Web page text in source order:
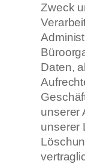
Zweck
Daten,
unserer
unserer